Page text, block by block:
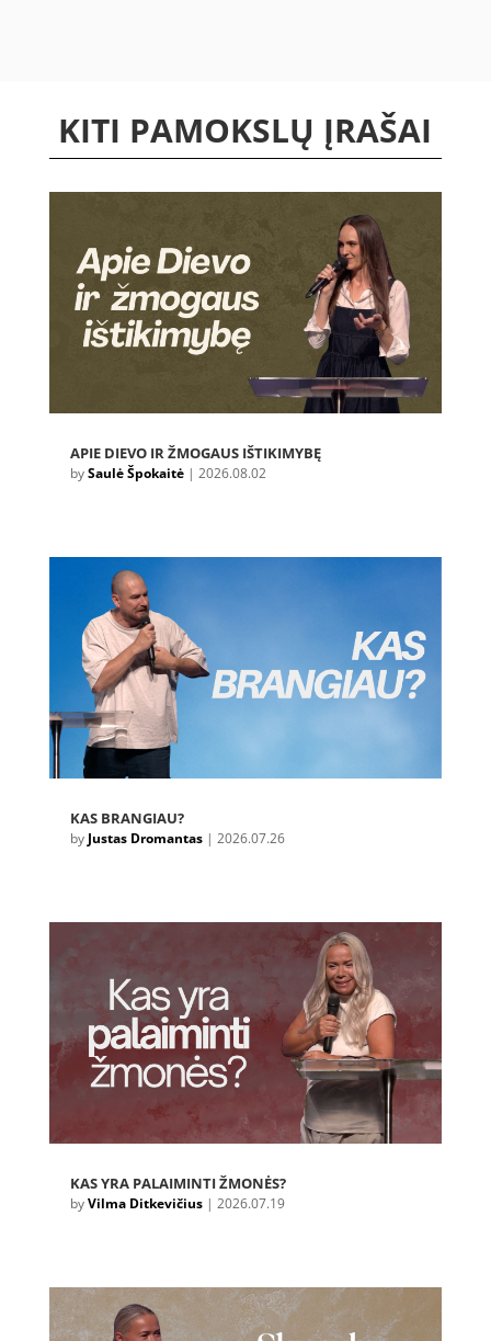
KITI PAMOKSLŲ ĮRAŠAI
APIE DIEVO IR ŽMOGAUS IŠTIKIMYBĘ
bySaulė Špokaitė| 2026.08.02
KAS BRANGIAU?
by Justas Dromantas| 2026.07.26
KAS YRA PALAIMINTI ŽMONĖS?
byVilma Ditkevičius| 2026.07.19